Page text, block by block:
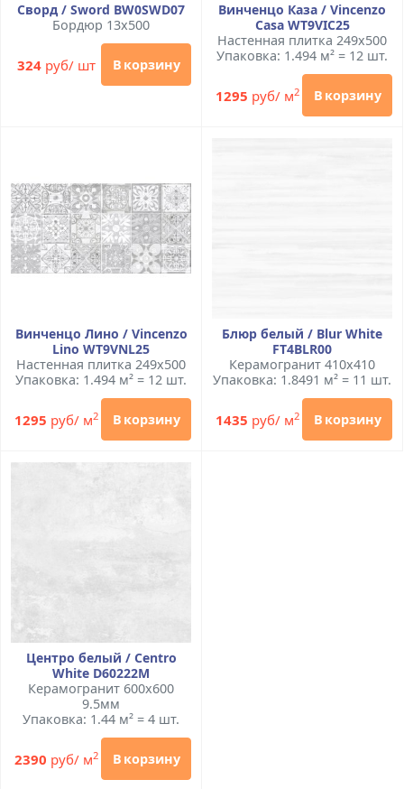
Сворд / Sword BW0SWD07
Бордюр 13x500
324руб/ шт В корзину
Винченцо Каза / Vincenzo
Casa WT9VIC25
Настенная плитка 249x500
Упаковка: 1.494 м² = 12 шт.
1295 руб/ м2 В корзину
Винченцо Лино / Vincenzo
Lino WT9VNL25
Настенная плитка 249x500
Упаковка: 1.494 м² = 12 шт.
1295 руб/ м2 В корзину
Блюр белый / Blur White
FT4BLR00
Керамогранит 410x410
Упаковка: 1.8491 м² = 11 шт.
1435 руб/ м2 В корзину
Центро белый / Centro
White D60222M
Керамогранит 600x600
9.5мм
Упаковка: 1.44 м² = 4 шт.
2390 руб/ м2 В корзину